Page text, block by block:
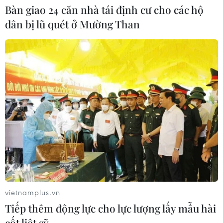
179
01/08/2026 10:36
Quảng Trị hủy các bài thi do vi phạm
với 5 thí sinh trong vụ tố cáo tiêu cực
01/08/2026 10:34
Xem thêm
CƠ QUAN CHỦ QUẢN: THÔNG TẤN XÃ VIỆT NAM
Tổng Biên tập: TRẦN TIẾN DUẨN
Bàn giao 24 căn nhà tái định cư cho các hộ
dân bị lũ quét ở Mường Than
vietnamplus.vn
Tiếp thêm động lực cho lực lượng lấy mẫu hài